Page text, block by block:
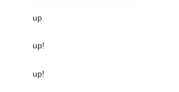
up
up!
up!